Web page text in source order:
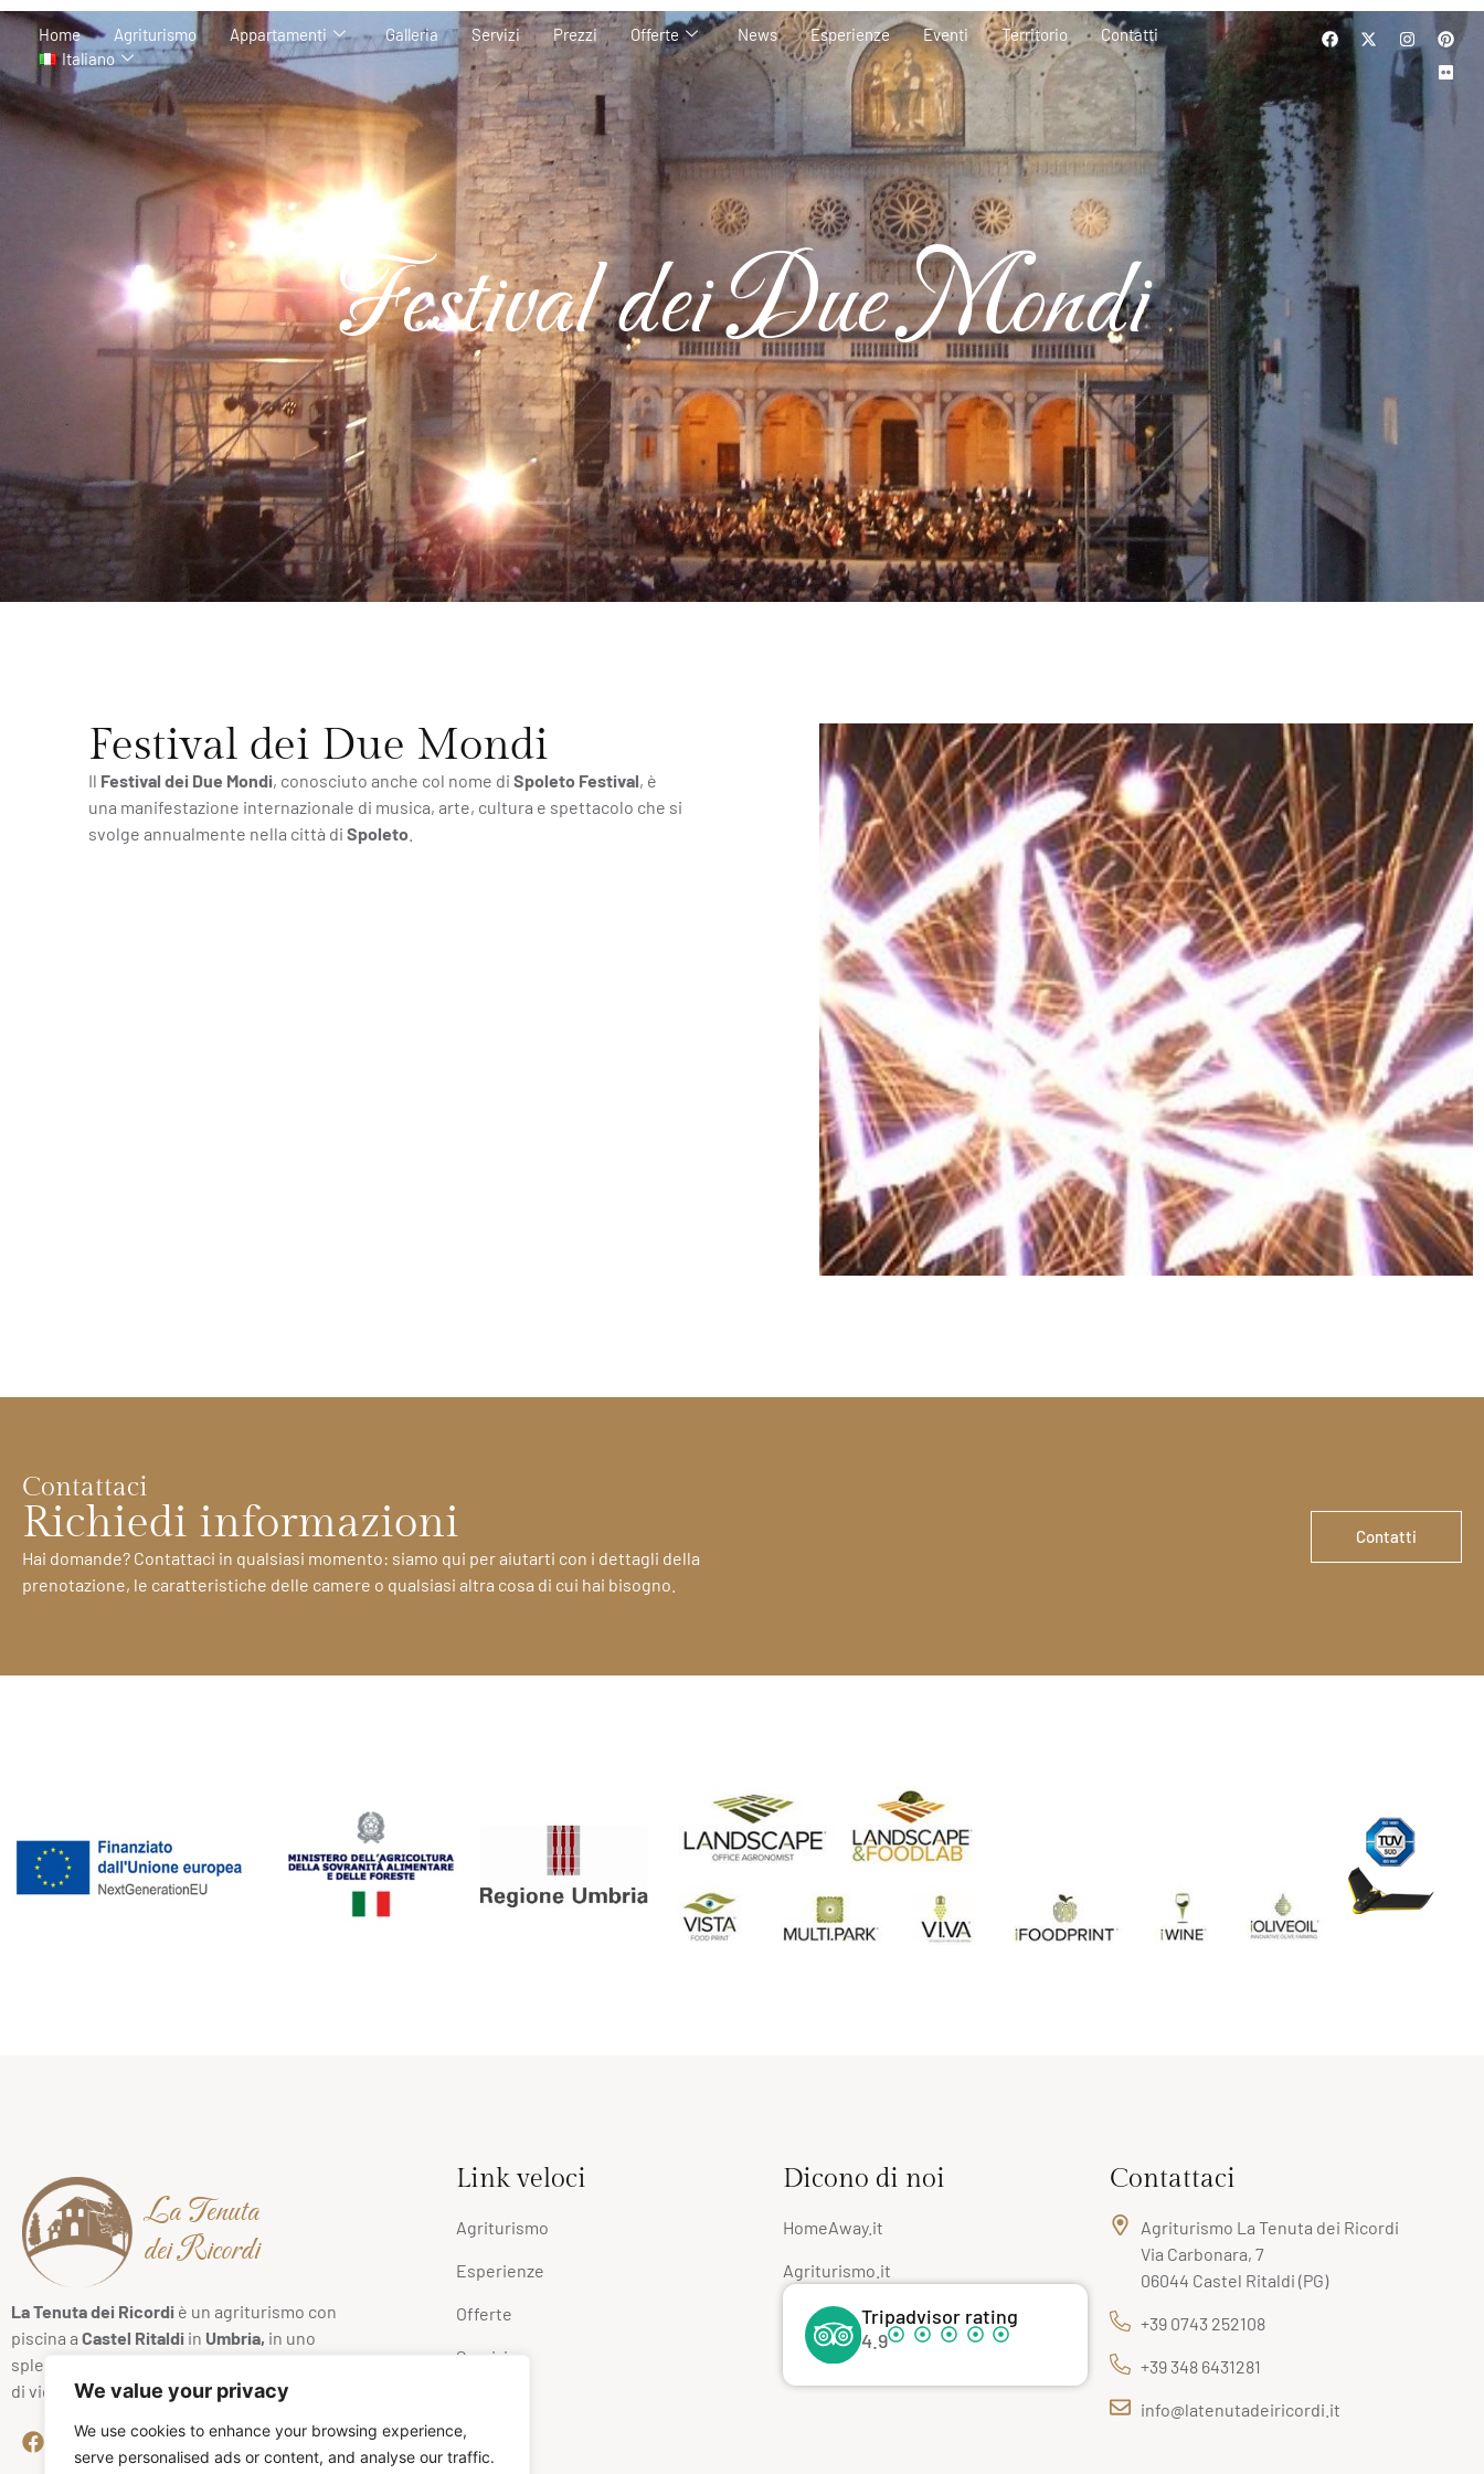
We value your privacy
We use cookies to enhance your browsing experience,
serve personalised ads or content, and analyse our traffic.
Home Agriturismo Appartamenti Galleria Servizi Prezzi Offerte News Esperienze Eventi Territorio
Contatti
Italiano
Festival dei Due Mondi
Festival dei Due Mondi
Il Festival dei Due Mondi, conosciuto anche col nome di Spoleto Festival, è
una manifestazione internazionale di musica, arte, cultura e spettacolo che si
svolge annualmente nella città di Spoleto
Contattaci
Richiedi informazioni
Hai domande? Contattaci in qualsiasi momento: siamo qui per aiutarti con i dettagli della
prenotazione, le caratteristiche delle camere o qualsiasi altra cosa di cui hai bisogno.
Contatti
La Tenuta
dei Ricordi
La Tenuta dei Ricordi è un agriturismo con
piscina a Castel Ritaldi in Umbria, in uno
splendido borgo medievale immerso in 6 ettari
di vigneti disagrantino, ulivi, laghetto e bosco.
Link veloci
Agriturismo
Esperienze
Offerte
Servizi
Dicono di noi
HomeAway.it
Agriturismo.it
Tripadvisor rating
4.9
Contattaci
Agriturismo La Tenuta dei Ricordi
Via Carbonara, 7
06044 Castel Ritaldi (PG)
+39 0743 252108
+39 348 6431281
info@latenutadeiricordi.it